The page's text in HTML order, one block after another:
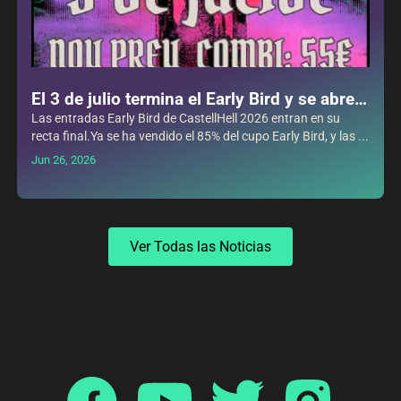
El 3 de julio termina el Early Bird y se abre
la Fase 1 con entradas de día
Las entradas Early Bird de CastellHell 2026 entran en su
recta final.Ya se ha vendido el 85% del cupo Early Bird, y las ...
Jun 26, 2026
Ver Todas las Noticias